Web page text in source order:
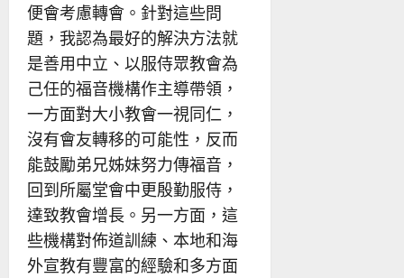
便會考慮轉會。針對這些問
題，我認為最好的解決方法就
是善用中立、以服侍眾教會為
己任的福音機構作主導帶領，
一方面對大小教會一視同仁，
沒有會友轉移的可能性，反而
能鼓勵弟兄姊妹努力傳福音，
回到所屬堂會中更殷勤服侍，
達致教會增長。另一方面，這
些機構對佈道訓練、本地和海
外宣教有豐富的經驗和多方面